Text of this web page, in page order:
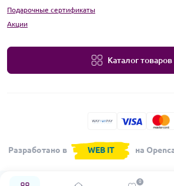
0
Подарочные сертификаты
Акции
Каталог товаров
Разработано в WEB IT на